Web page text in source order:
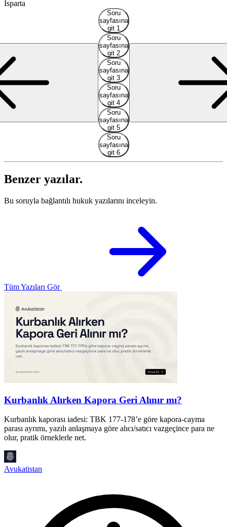
Isparta
Soru
sayfasına
git 1
Soru
sayfasına
git 2
Soru
sayfasına
git 3
Soru
sayfasına
git 4
Soru
sayfasına
git 5
Soru
sayfasına
git 6
Benzer yazılar.
Bu soruyla bağlantılı hukuk yazılarını inceleyin.
Tüm Yazıları Gör
Kurbanlık Alırken Kapora Geri Alınır mı?
Kurbanlık kaporası iadesi: TBK 177-178’e göre kapora-cayma
parası ayrımı, yazılı anlaşmaya göre alıcı/satıcı vazgeçince para ne
olur, pratik örneklerle net.
Avukatistan